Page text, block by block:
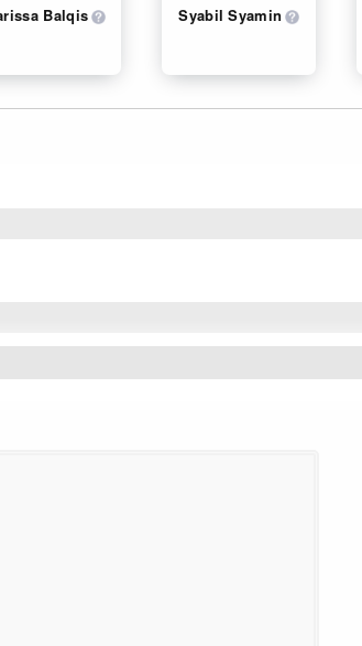
Balqis Syabil Syamin